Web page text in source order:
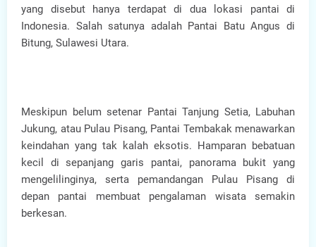
yang disebut hanya terdapat di dua lokasi pantai di
Indonesia. Salah satunya adalah Pantai Batu Angus di
Bitung, Sulawesi Utara.
Meskipun belum setenar Pantai Tanjung Setia, Labuhan
Jukung, atau Pulau Pisang, Pantai Tembakak menawarkan
keindahan yang tak kalah eksotis. Hamparan bebatuan
kecil di sepanjang garis pantai, panorama bukit yang
mengelilinginya, serta pemandangan Pulau Pisang di
depan pantai membuat pengalaman wisata semakin
berkesan.